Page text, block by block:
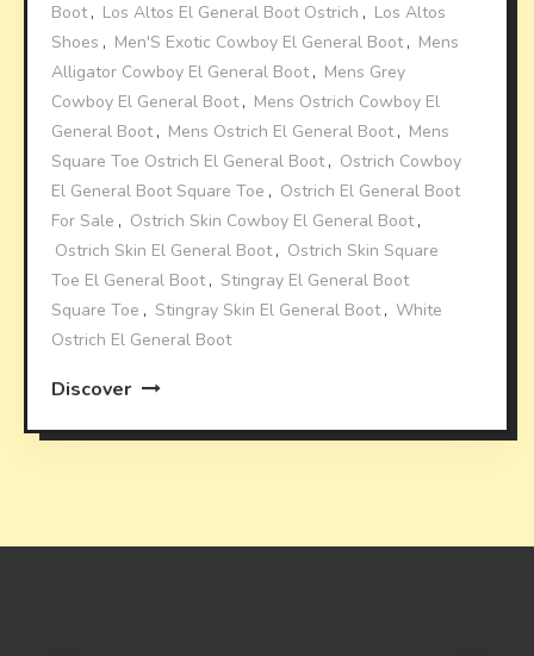
Boot, Los Altos El General Boot Ostrich , Los Altos
Shoes , Men'S Exotic Cowboy El General Boot, Mens
Alligator Cowboy El General Boot, Mens Grey
Cowboy El General Boot, Mens Ostrich Cowboy El
General Boot, Mens Ostrich El General Boot, Mens
Square Toe Ostrich El General Boot, Ostrich Cowboy
El General Boot Square Toe , Ostrich El General Boot
For Sale , Ostrich Skin Cowboy El General Boot,
Ostrich Skin El General Boot, Ostrich Skin Square
Toe El General Boot, Stingray El General Boot
Square Toe , Stingray Skin El General Boot, White
Ostrich El General Boot
Discover